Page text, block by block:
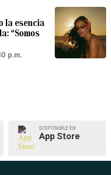
la esencia
“Somos
p.m.
DISPONIBLE EN
App Store